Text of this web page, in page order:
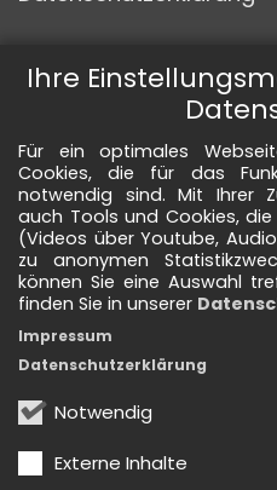
Ihre
Für ein optimales
Cookies, die für das
notwendig sind. Mit Ihrer
auch Tools und Cookies,
(Videos über Youtube,
zu anonymen
können Sie eine Auswahl
finden Sie in unserer
Notwendig
Externe Inhalte
Impressum
Datenschutzerklärung